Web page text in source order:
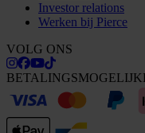
Investor relations
Werken bij Pierce
VOLG ONS